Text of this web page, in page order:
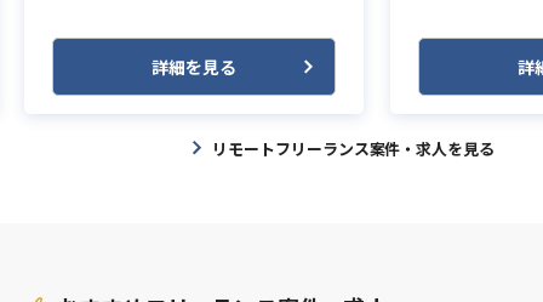
詳細を見る 詳
リモートフリーランス案件・求人を見る